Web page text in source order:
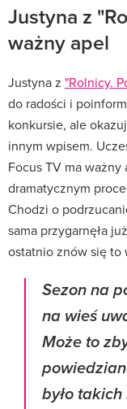
Justyna z
ważny apel
Justyna z "Rolnicy.
do radości i
konkursie, ale
innym wpisem.
Focus TV ma
dramatycznym
Chodzi o
sama przygarnęła
ostatnio znów się to
Sezon na
na wieś
Może to
było